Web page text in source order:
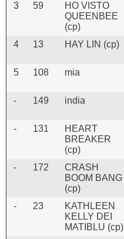
3 59
HO VISTO
QUEENBEE
(cp)
4 13 HAY LIN (cp)
5
108 mia
- 149 india
- 131
HEART
BREAKER
(cp)
- 172
CRASH
BOOM BANG
(cp)
- 23
KATHLEEN
KELLY DEI
MATIBLU (cp)